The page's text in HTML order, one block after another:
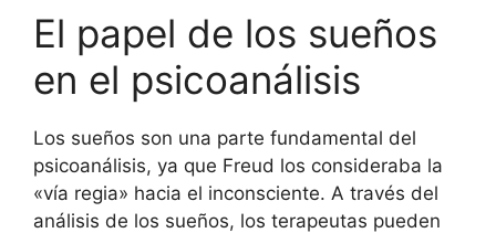
El papel de los sueños
en el psicoanálisis
Los sueños son una parte fundamental del
psicoanálisis, ya que Freud los consideraba la
«vía regia» hacia el inconsciente. A través del
análisis de los sueños, los terapeutas pueden